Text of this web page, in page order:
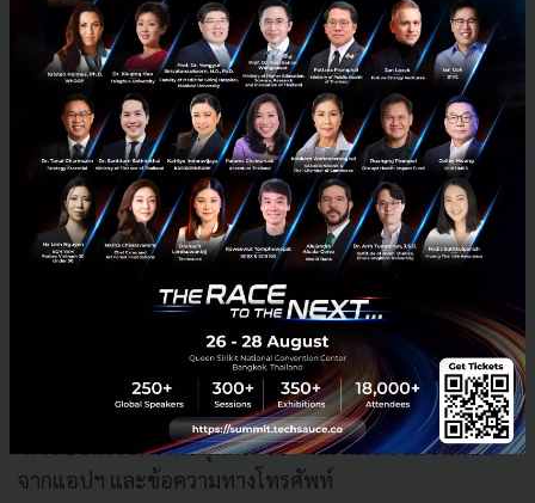
ประจำตัวบุคลากร
ทางการแพทย์ หรือพยาบาล บัตรประชาชน และใบขับขี่
2. ระบบส่งข้อความอนุมัติการลงทะเบียน และแจ้งสิทธิ์การ
ใช้งานผ่านแอปฯ และข้อความทางโทรศัพท์ภายใน 24
ชั่วโมง
3. ผู้ใช้บริการดำเนินการจองรถล่วงหน้าก่อนการใช้งาน
จริง 48 ชั่วโมง พร้อมระบุรูปแบบการใช้บริการ คือ แบบ
รายสัปดาห์ หรือแบบรายเดือน และวันที่ในการรับ-คืนรถ
4. ระบบส่งข้อความอนุมัติให้ใช้งานผ่านระบบแจ้งเตือน
จากแอปฯ และข้อความทางโทรศัพท์